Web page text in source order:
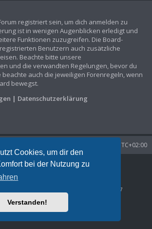
Cookies, um dir den
bei der Nutzung zu
Verstanden!
registriert sein, um dich anmelden zu
ist in wenigen Augenblicken erledigt und
Funktionen zuzugreifen. Die Board-
Benutzern auch zusätzliche
Beachte bitte unsere
und die verwandten Regelungen, bevor du
beachte auch die jeweiligen Forenregeln, wenn
bewegst.
| Datenschutzerklärung
UTC+02:00
byphpBB ® Forum Software © phpBB Limited
Queries: 7